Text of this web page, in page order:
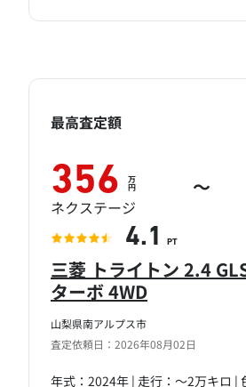
山梨県南アルプス市
査定依頼日：2026年08月02日
三菱 トライトン 2.4
ターボ 4WD
年式：2024年 | 走行：～2万キロ |
最高査定額
356 万
円 ～
ネクステージ
4.1 PT